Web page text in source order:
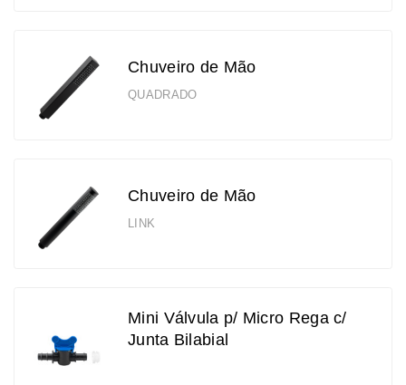
Chuveiro de Mão
QUADRADO
Chuveiro de Mão
LINK
Mini Válvula p/ Micro Rega c/
Junta Bilabial